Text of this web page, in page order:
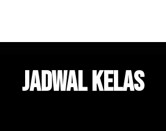
Jadwal kelas